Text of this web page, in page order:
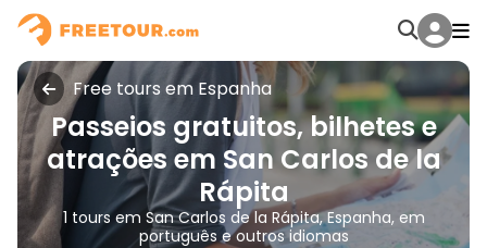
Free tours em Espanha
Passeios gratuitos, bilhetes e
atrações em San Carlos de la
Rápita
1 tours em San Carlos de la Rápita, Espanha, em
português e outros idiomas